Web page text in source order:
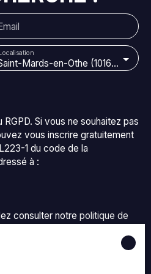
Email
Saint-Mards-en-Othe (10160)
Localisation
Si vous ne souhaitez pas
vous inscrire gratuitement
1 du code de la
à :
consulter notre politique de